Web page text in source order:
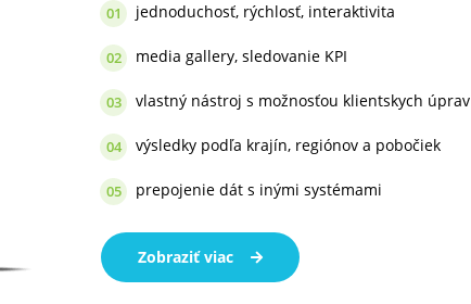
01 jednoduchosť, rýchlosť, interaktivita
02 media gallery, sledovanie KPI
03 vlastný nástroj s možnosťou klientskych úprav
04 výsledky podľa krajín, regiónov a pobočiek
05 prepojenie dát s inými systémami
Zobraziť viac